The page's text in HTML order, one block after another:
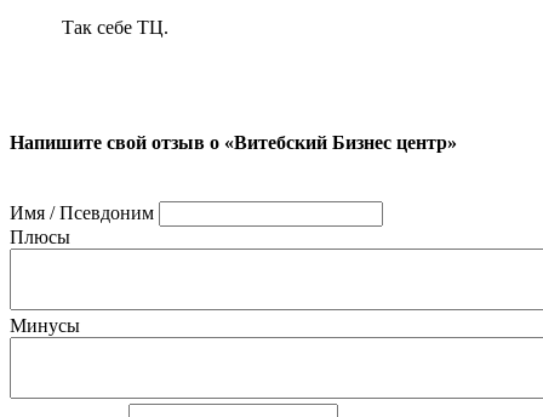
Так себе ТЦ.
Напишите свой отзыв о «Витебский Бизнес центр»
Имя / Псевдоним
Плюсы
Минусы